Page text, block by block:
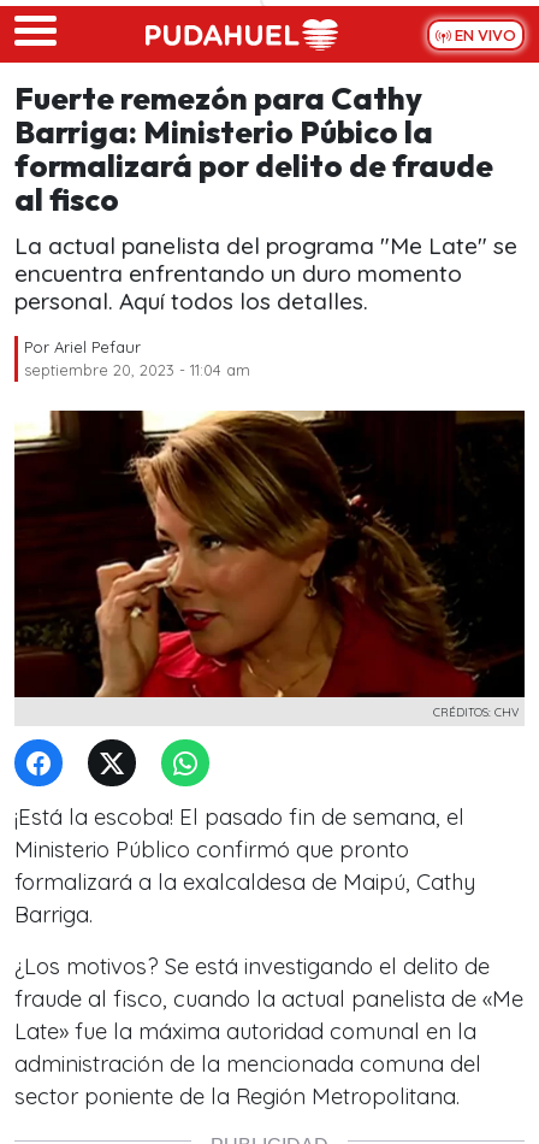
Skip to main content
EN VIVO
Fuerte remezón para Cathy
Barriga: Ministerio Púbico la
formalizará por delito de fraude
al fisco
La actual panelista del programa "Me Late" se
encuentra enfrentando un duro momento
personal. Aquí todos los detalles.
Por Ariel Pefaur
septiembre 20, 2023 - 11:04 am
CRÉDITOS: CHV
¡Está la escoba! El pasado fin de semana, el
Ministerio Público confirmó que pronto
formalizará a la exalcaldesa de Maipú, Cathy
Barriga.
¿Los motivos? Se está investigando el delito de
fraude al fisco, cuando la actual panelista de «Me
Late» fue la máxima autoridad comunal en la
administración de la mencionada comuna del
sector poniente de la Región Metropolitana.